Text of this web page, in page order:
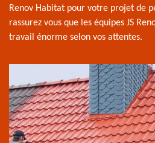
Renov Habitat pour votre projet de
rassurez vous que les équipes JS
travail énorme selon vos attentes.